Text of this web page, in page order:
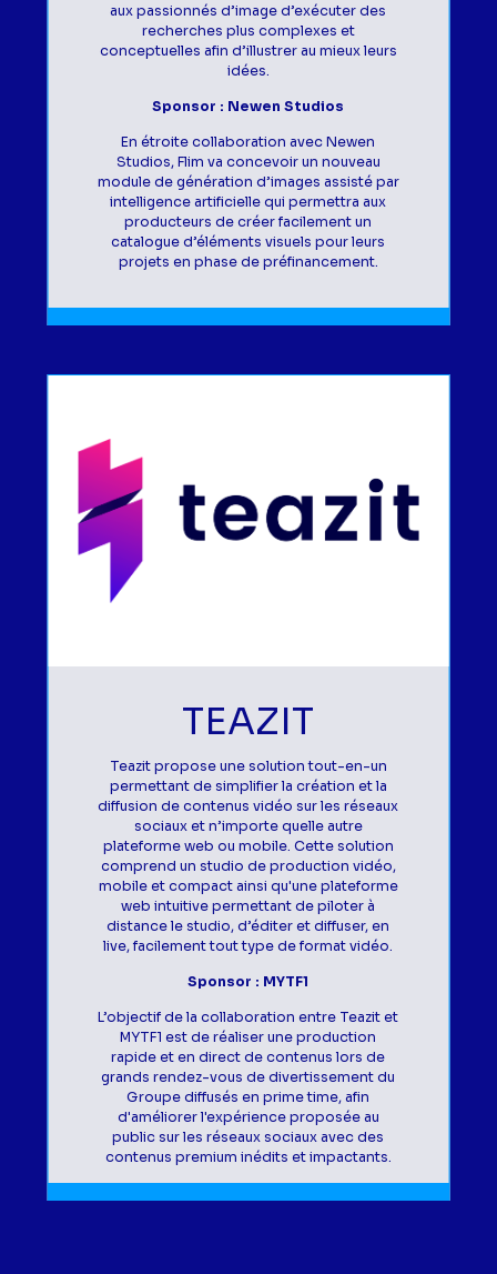
aux passionnés d’image d’exécuter des
recherches plus complexes et
conceptuelles afin d’illustrer au mieux leurs
idées.
Sponsor : Newen Studios
En étroite collaboration avec Newen
Studios, Flim va concevoir un nouveau
module de génération d’images assisté par
intelligence artificielle qui permettra aux
producteurs de créer facilement un
catalogue d’éléments visuels pour leurs
projets en phase de préfinancement.
TEAZIT
Teazit propose une solution tout-en-un
permettant de simplifier la création et la
diffusion de contenus vidéo sur les réseaux
sociaux et n’importe quelle autre
plateforme web ou mobile. Cette solution
comprend un studio de production vidéo,
mobile et compact ainsi qu'une plateforme
web intuitive permettant de piloter à
distance le studio, d’éditer et diffuser, en
live, facilement tout type de format vidéo.
Sponsor : MYTF1
L’objectif de la collaboration entre Teazit et
MYTF1 est de réaliser une production
rapide et en direct de contenus lors de
grands rendez-vous de divertissement du
Groupe diffusés en prime time, afin
d'améliorer l'expérience proposée au
public sur les réseaux sociaux avec des
contenus premium inédits et impactants.